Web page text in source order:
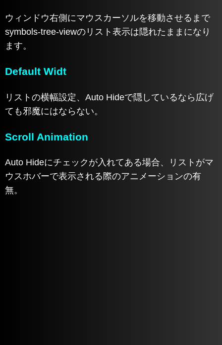
ウィンドウ右側にマウスカーソルを移動させるまで
symbols-tree-viewのリスト表示は隠れたままになり
ます。
Default Widt
リストの横幅設定、Auto Hideで隠しているなら広げ
ても邪魔にはならない。
Scroll Animation
Auto Hideにチェックが入れてある場合、リストがマ
ウスホバーで表示される際のアニメーションの有
無。